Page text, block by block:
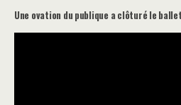
Une ovation du publique a clôturé le